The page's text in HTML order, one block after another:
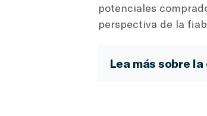
potenciales
perspectiva de la
Lea más sobre